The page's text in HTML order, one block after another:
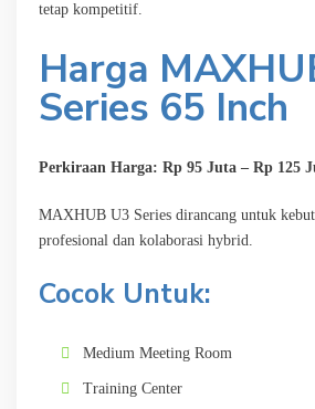
tetap kompetitif.
Harga
Series 65 Inch
Perkiraan Harga: Rp 95 Juta – Rp 125
MAXHUB U3 Series dirancang untuk
profesional dan kolaborasi hybrid.
Cocok Untuk:
Medium Meeting Room
Training Center